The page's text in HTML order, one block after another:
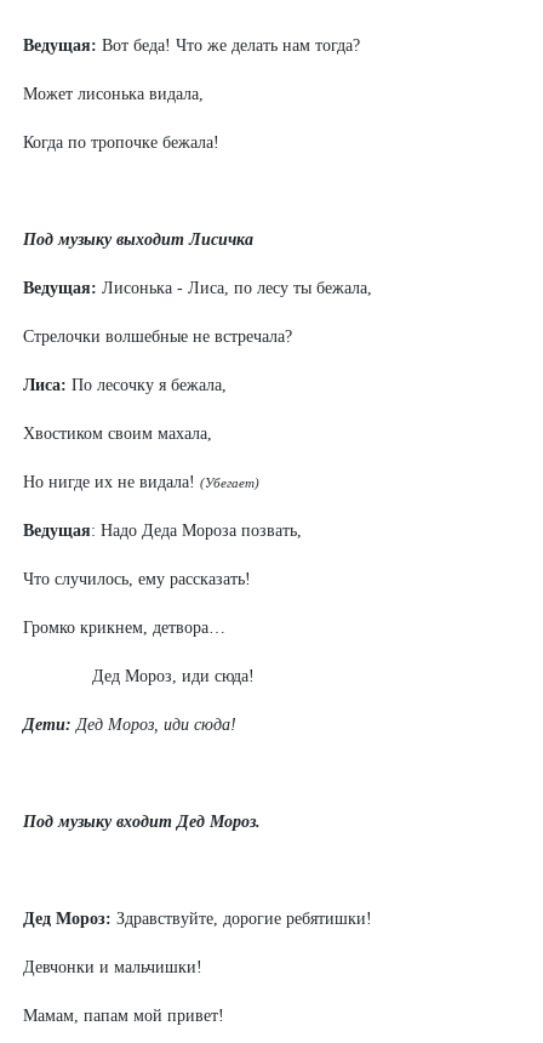
Ведущая: Вот беда! Что же делать нам тогда?
Может лисонька видала,
Когда по тропочке бежала!
Под музыку выходит Лисичка
Ведущая: Лисонька - Лиса, по лесу ты бежала,
Стрелочки волшебные не встречала?
Лиса: По лесочку я бежала,
Хвостиком своим махала,
Но нигде их не видала!(Убегает)
Ведущая: Надо Деда Мороза позвать,
Что случилось, ему рассказать!
Громко крикнем, детвора…
Дед Мороз, иди сюда!
Дети: Дед Мороз, иди сюда!
Под музыку входит Дед Мороз.
Дед Мороз: Здравствуйте, дорогие ребятишки!
Девчонки и мальчишки!
Мамам, папам мой привет!